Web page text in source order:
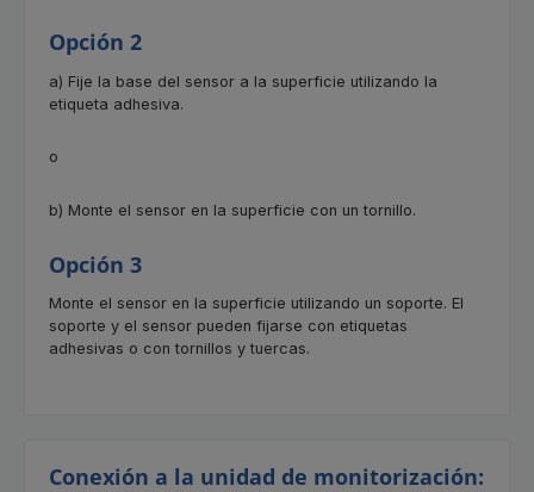
Opción 2
a) Fije la base del sensor a la superficie utilizando la
etiqueta adhesiva.
o
b) Monte el sensor en la superficie con un tornillo.
Opción 3
Monte el sensor en la superficie utilizando un soporte. El
soporte y el sensor pueden fijarse con etiquetas
adhesivas o con tornillos y tuercas.
Conexión a la unidad de monitorización: